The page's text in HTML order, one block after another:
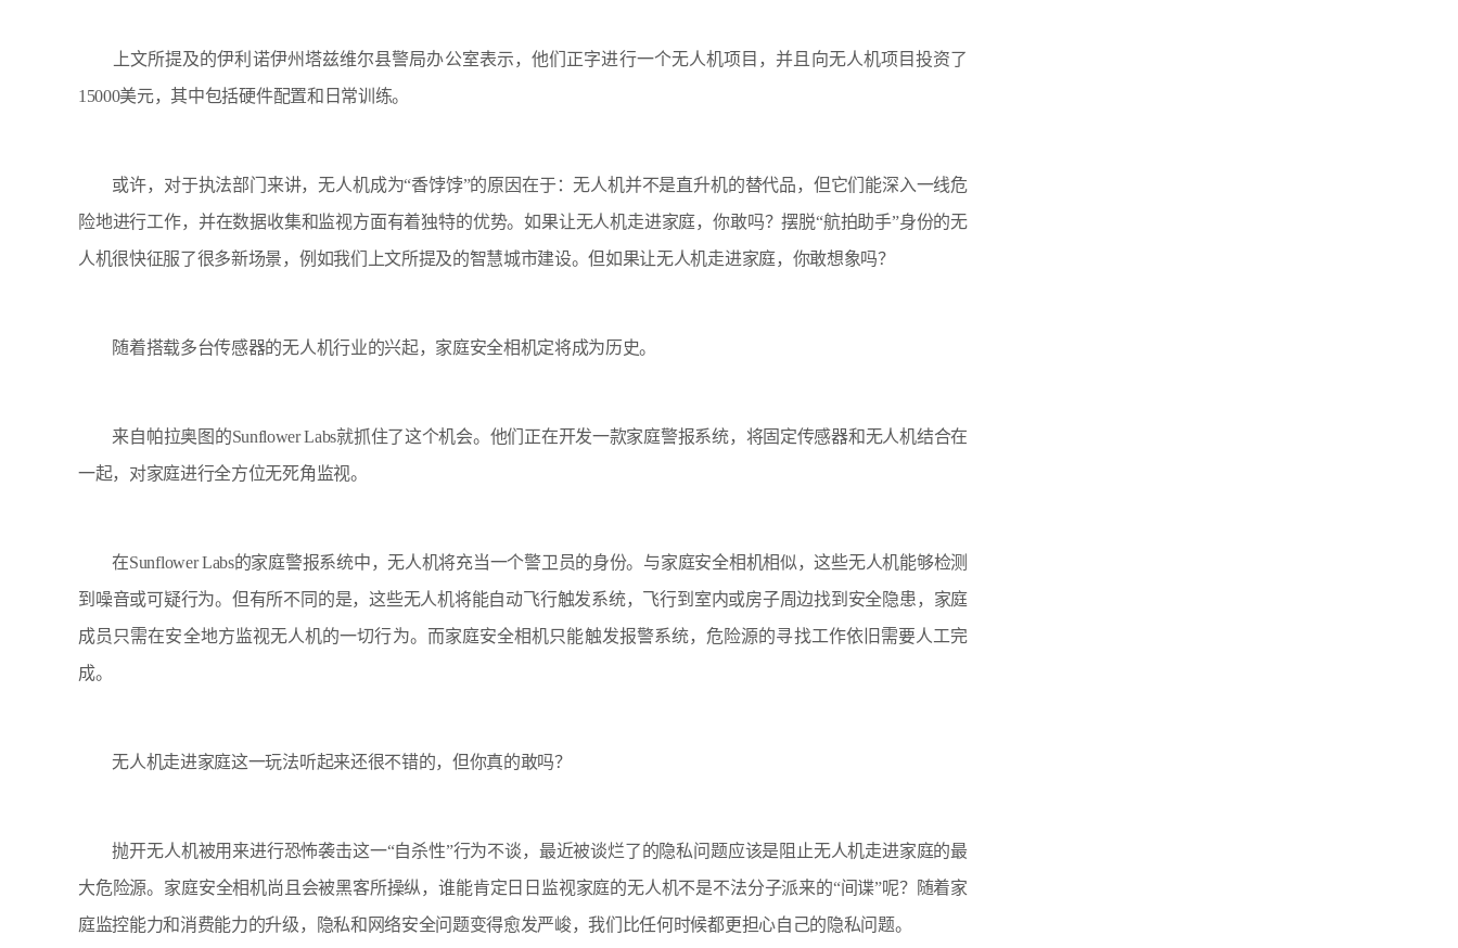
上文所提及的伊利诺伊州塔兹维尔县警局办公室表示，他们正字进行一个无人机项目，并且向无人机项目投资了
15000美元，其中包括硬件配置和日常训练。
或许，对于执法部门来讲，无人机成为“香饽饽”的原因在于：无人机并不是直升机的替代品，但它们能深入一线危
险地进行工作，并在数据收集和监视方面有着独特的优势。如果让无人机走进家庭，你敢吗？摆脱“航拍助手”身份的无
人机很快征服了很多新场景，例如我们上文所提及的智慧城市建设。但如果让无人机走进家庭，你敢想象吗？
随着搭载多台传感器的无人机行业的兴起，家庭安全相机定将成为历史。
来自帕拉奥图的Sunflower Labs就抓住了这个机会。他们正在开发一款家庭警报系统，将固定传感器和无人机结合在
一起，对家庭进行全方位无死角监视。
在Sunflower Labs的家庭警报系统中，无人机将充当一个警卫员的身份。与家庭安全相机相似，这些无人机能够检测
到噪音或可疑行为。但有所不同的是，这些无人机将能自动飞行触发系统，飞行到室内或房子周边找到安全隐患，家庭
成员只需在安全地方监视无人机的一切行为。而家庭安全相机只能触发报警系统，危险源的寻找工作依旧需要人工完
成。
无人机走进家庭这一玩法听起来还很不错的，但你真的敢吗？
抛开无人机被用来进行恐怖袭击这一“自杀性”行为不谈，最近被谈烂了的隐私问题应该是阻止无人机走进家庭的最
大危险源。家庭安全相机尚且会被黑客所操纵，谁能肯定日日监视家庭的无人机不是不法分子派来的“间谍”呢？随着家
庭监控能力和消费能力的升级，隐私和网络安全问题变得愈发严峻，我们比任何时候都更担心自己的隐私问题。